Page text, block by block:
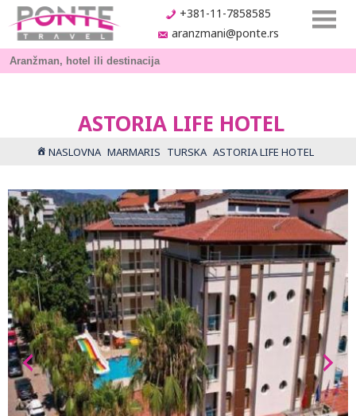
+381-11-7858585
aranzmani@ponte.rs
ASTORIA LIFE HOTEL
NASLOVNA MARMARIS TURSKA ASTORIA LIFE HOTEL